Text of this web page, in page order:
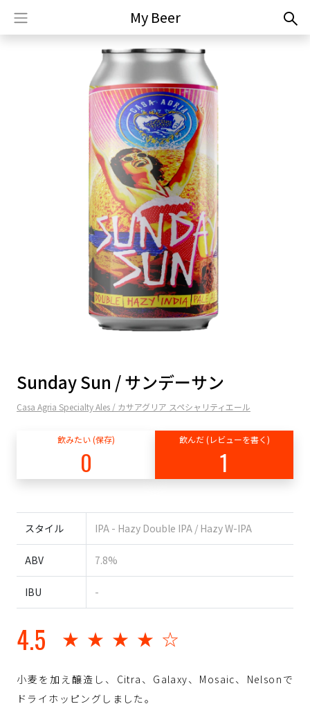
My Beer
Sunday Sun / サンデーサン
Casa Agria Specialty Ales / カサアグリア スペシャリティエール
飲みたい (保存)
0
飲んだ (レビューを書く)
1
スタイル IPA - Hazy Double IPA / Hazy W-IPA
ABV 7.8%
IBU -
4.5 ★★★★☆
小麦を加え醸造し、Citra、Galaxy、Mosaic、Nelsonで
ドライホッピングしました。